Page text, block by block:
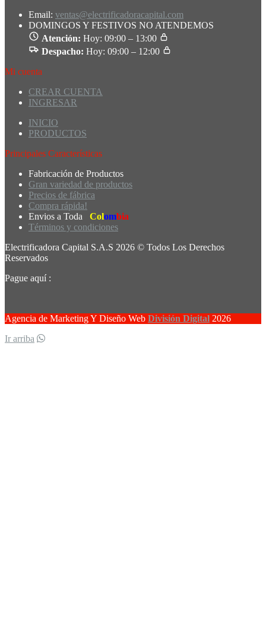
Email: ventas@electrificadoracapital.com
DOMINGOS Y FESTIVOS NO ATENDEMOS
Atención: Hoy: 09:00 – 13:00
Despacho: Hoy: 09:00 – 12:00
Mi cuenta
CREAR CUENTA
INGRESAR
INICIO
PRODUCTOS
Principales Características
Fabricación de Productos
Gran variedad de productos
Precios de fábrica
Compra rápida!
Envios a Toda
Colombia
Términos y condiciones
Electrificadora Capital S.A.S 2026 © Todos Los Derechos
Reservados
Pague aquí :
Agencia de Marketing Y Diseño Web División Digital 2026
Ir arriba